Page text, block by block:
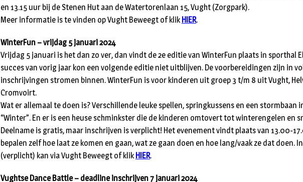
en 13.15 uur bij de Stenen Hut aan de Watertorenlaan 15, Vught (Zorgpark).
Meer informatie is te vinden op Vught Beweegt of klikHIER.
WinterFun – vrijdag 5 januari 2024
Vrijdag 5 januari is het dan zo ver, dan vindt de 2e editie van WinterFun plaats in sporthal
succes van vorig jaar kon een volgende editie niet uitblijven. De voorbereidingen zijn in
inschrijvingen stromen binnen. WinterFun is voor kinderen uit groep 3 t/m 8 uit Vught,
Cromvoirt.
Wat er allemaal te doen is? Verschillende leuke spellen, springkussens en een stormbaan
“Winter”. En er is een heuse schminkster die de kinderen omtovert tot winterengelen en
Deelname is gratis, maar inschrijven is verplicht! Het evenement vindt plaats van 13.00-
bepalen zelf hoe laat ze komen en gaan, wat ze gaan doen en hoe lang/vaak ze dat doen.
(verplicht) kan via Vught Beweegt of klikHIER.
Vughtse Dance Battle – deadline inschrijven 7 januari 2024